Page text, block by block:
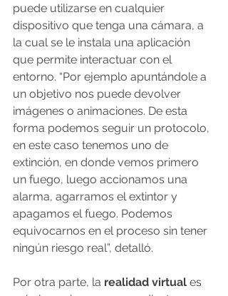
puede utilizarse en cualquier
dispositivo que tenga una cámara, a
la cual se le instala una aplicación
que permite interactuar con el
entorno. “Por ejemplo apuntándole a
un objetivo nos puede devolver
imágenes o animaciones. De esta
forma podemos seguir un protocolo,
en este caso tenemos uno de
extinción, en donde vemos primero
un fuego, luego accionamos una
alarma, agarramos el extintor y
apagamos el fuego. Podemos
equivocarnos en el proceso sin tener
ningún riesgo real”, detalló.
Por otra parte, la realidad virtual es